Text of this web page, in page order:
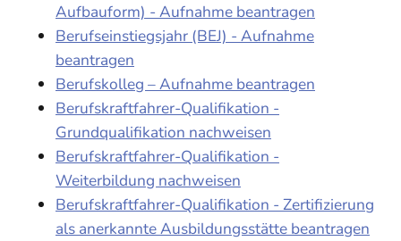
Aufbauform) - Aufnahme beantragen
Berufseinstiegsjahr (BEJ) - Aufnahme
beantragen
Berufskolleg – Aufnahme beantragen
Berufskraftfahrer-Qualifikation -
Grundqualifikation nachweisen
Berufskraftfahrer-Qualifikation -
Weiterbildung nachweisen
Berufskraftfahrer-Qualifikation - Zertifizierung
als anerkannte Ausbildungsstätte beantragen